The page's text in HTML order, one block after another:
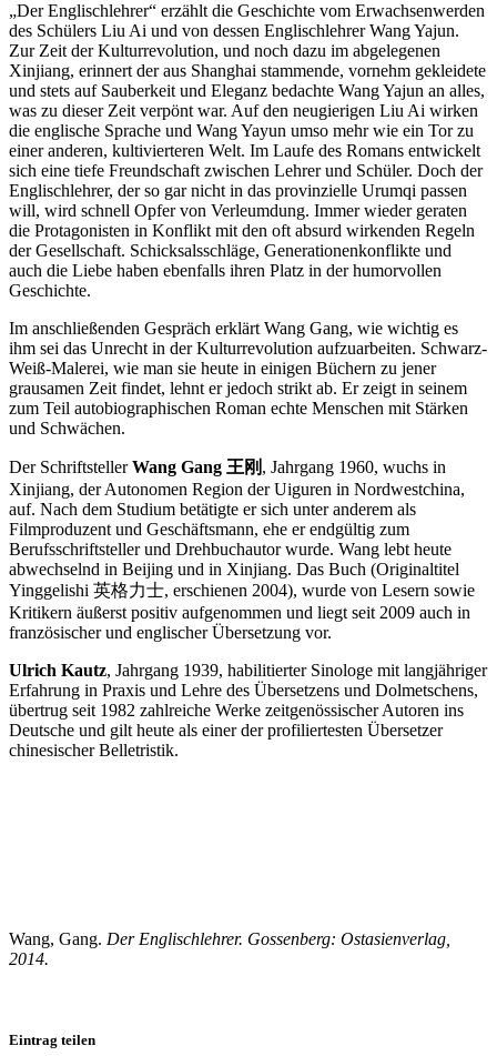
„Der Englischlehrer“ erzählt die Geschichte vom Erwachsenwerden
des Schülers Liu Ai und von dessen Englischlehrer Wang Yajun.
Zur Zeit der Kulturrevolution, und noch dazu im abgelegenen
Xinjiang, erinnert der aus Shanghai stammende, vornehm gekleidete
und stets auf Sauberkeit und Eleganz bedachte Wang Yajun an alles,
was zu dieser Zeit verpönt war. Auf den neugierigen Liu Ai wirken
die englische Sprache und Wang Yayun umso mehr wie ein Tor zu
einer anderen, kultivierteren Welt. Im Laufe des Romans entwickelt
sich eine tiefe Freundschaft zwischen Lehrer und Schüler. Doch der
Englischlehrer, der so gar nicht in das provinzielle Urumqi passen
will, wird schnell Opfer von Verleumdung. Immer wieder geraten
die Protagonisten in Konflikt mit den oft absurd wirkenden Regeln
der Gesellschaft. Schicksalsschläge, Generationenkonflikte und
auch die Liebe haben ebenfalls ihren Platz in der humorvollen
Geschichte.
Im anschließenden Gespräch erklärt Wang Gang, wie wichtig es
ihm sei das Unrecht in der Kulturrevolution aufzuarbeiten. Schwarz-
Weiß-Malerei, wie man sie heute in einigen Büchern zu jener
grausamen Zeit findet, lehnt er jedoch strikt ab. Er zeigt in seinem
zum Teil autobiographischen Roman echte Menschen mit Stärken
und Schwächen.
Der SchriftstellerWang Gang 王刚 , Jahrgang 1960, wuchs in
Xinjiang, der Autonomen Region der Uiguren in Nordwestchina,
auf. Nach dem Studium betätigte er sich unter anderem als
Filmproduzent und Geschäftsmann, ehe er endgültig zum
Berufsschriftsteller und Drehbuchautor wurde. Wang lebt heute
abwechselnd in Beijing und in Xinjiang. Das Buch (Originaltitel
Yinggelishi 英格力士, erschienen 2004), wurde von Lesern sowie
Kritikern äußerst positiv aufgenommen und liegt seit 2009 auch in
französischer und englischer Übersetzung vor.
Ulrich Kautz, Jahrgang 1939, habilitierter Sinologe mit langjähriger
Erfahrung in Praxis und Lehre des Übersetzens und Dolmetschens,
übertrug seit 1982 zahlreiche Werke zeitgenössischer Autoren ins
Deutsche und gilt heute als einer der profiliertesten Übersetzer
chinesischer Belletristik.
Wang, Gang. Der Englischlehrer. Gossenberg: Ostasienverlag,
2014.
Eintrag teilen